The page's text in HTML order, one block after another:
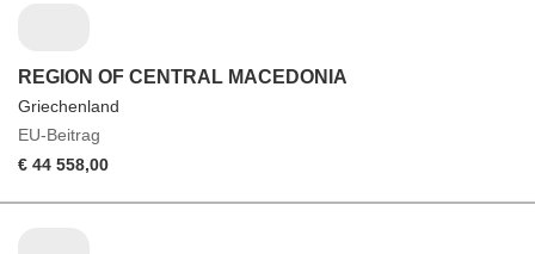
REGION OF CENTRAL MACEDONIA
Griechenland
EU-Beitrag
€ 44 558,00